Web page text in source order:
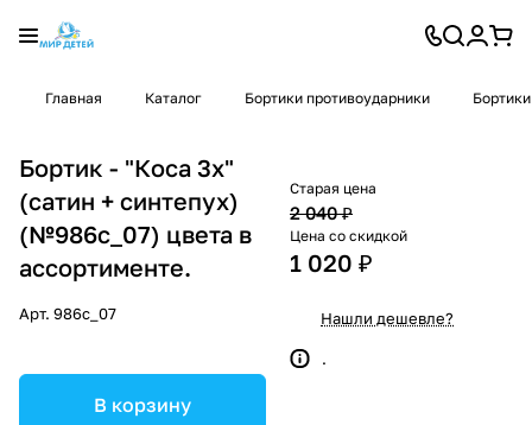
Главная Каталог Бортики противоударники
Бортик - "Коса 3х"
(сатин + синтепух)
(№986с_07) цвета в
ассортименте.
Арт. 986с_07
В корзину
Старая цена
2 040 ₽
Цена со скидкой
1 020 ₽
Нашли дешевле?
.